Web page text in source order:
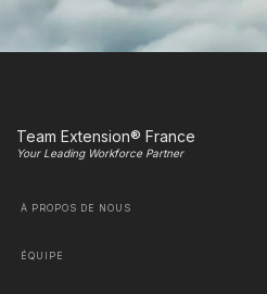
Team Extension® France
Your Leading Workforce Partner
À PROPOS DE NOUS
ÉQUIPE